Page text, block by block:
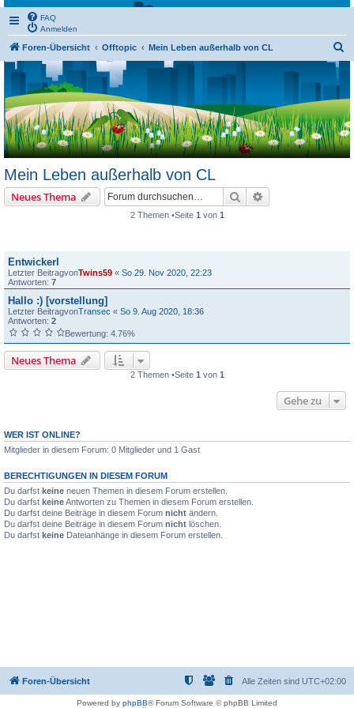
FAQ
Anmelden
Foren-Übersicht Offtopic Mein Leben außerhalb von CL
h
e
Mein Leben außerhalb von CL
Neues Thema Suche
2 Themen •Seite 1 von 1
Entwickerl
Letzter BeitragvonTwins59 « So 29. Nov 2020, 22:23
Antworten: 7
Hallo :) [vorstellung]
Letzter BeitragvonTransec « So 9. Aug 2020, 18:36
Antworten: 2
Bewertung: 4.76%
Neues Thema
2 Themen •Seite 1 von 1
Gehe zu
WER IST ONLINE?
Mitglieder in diesem Forum: 0 Mitglieder und 1 Gast
BERECHTIGUNGEN IN DIESEM FORUM
Du darfst keine neuen Themen in diesem Forum erstellen.
Du darfst keineAntworten zu Themen in diesem Forum erstellen.
Du darfst deine Beiträge in diesem Forum nicht ändern.
Du darfst deine Beiträge in diesem Forum nicht löschen.
Du darfst keine Dateianhänge in diesem Forum erstellen.
Foren-Übersicht Alle Zeiten sind UTC+02:00
Powered by phpBB® Forum Software © phpBB Limited